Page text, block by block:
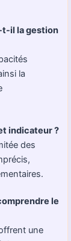
il la gestion
la
indicateur ?
des
le
une